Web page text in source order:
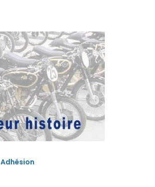
Adhésion